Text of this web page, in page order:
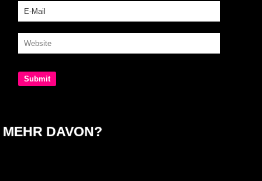
MEHR DAVON?